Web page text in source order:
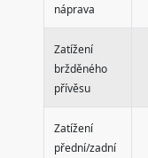
náprava
Zatížení
bržděného
přívěsu
Zatížení
přední/zadní